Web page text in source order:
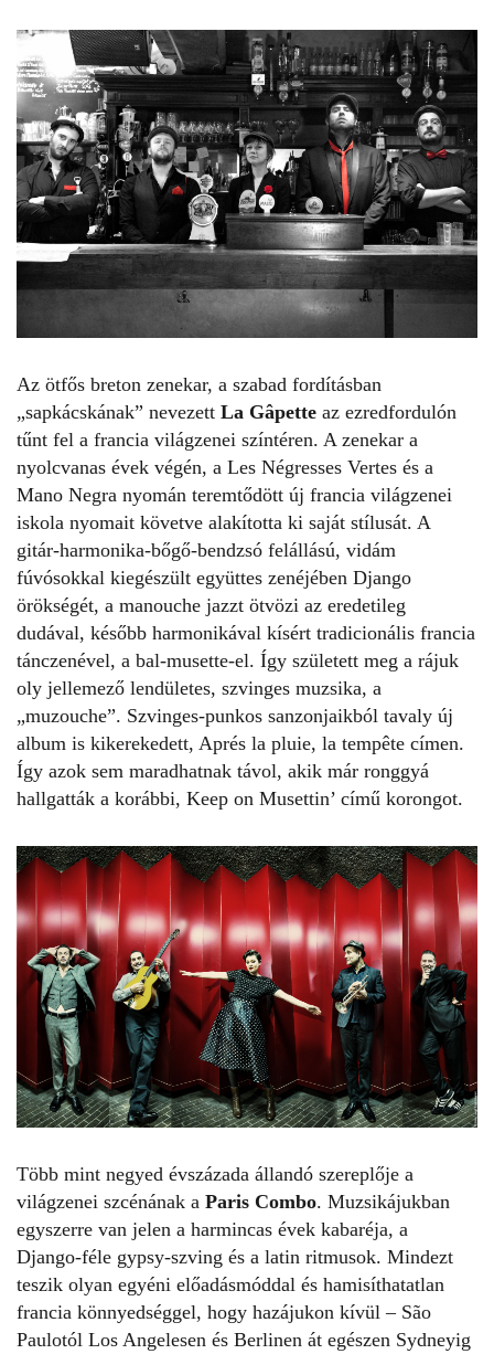
Az ötfős breton zenekar, a szabad fordításban
„sapkácskának” nevezett La Gâpette az ezredfordulón
tűnt fel a francia világzenei színtéren. A zenekar a
nyolcvanas évek végén, a Les Négresses Vertes és a
Mano Negra nyomán teremtődött új francia világzenei
iskola nyomait követve alakította ki saját stílusát. A
gitár-harmonika-bőgő-bendzsó felállású, vidám
fúvósokkal kiegészült együttes zenéjében Django
örökségét, a manouche jazzt ötvözi az eredetileg
dudával, később harmonikával kísért tradicionális francia
tánczenével, a bal-musette-el. Így született meg a rájuk
oly jellemező lendületes, szvinges muzsika, a
„muzouche”. Szvinges-punkos sanzonjaikból tavaly új
album is kikerekedett, Aprés la pluie, la tempête címen.
Így azok sem maradhatnak távol, akik már ronggyá
hallgatták a korábbi, Keep on Musettin’ című korongot.
Több mint negyed évszázada állandó szereplője a
világzenei szcénának a Paris Combo. Muzsikájukban
egyszerre van jelen a harmincas évek kabaréja, a
Django-féle gypsy-szving és a latin ritmusok. Mindezt
teszik olyan egyéni előadásmóddal és hamisíthatatlan
francia könnyedséggel, hogy hazájukon kívül – São
Paulotól Los Angelesen és Berlinen át egészen Sydneyig